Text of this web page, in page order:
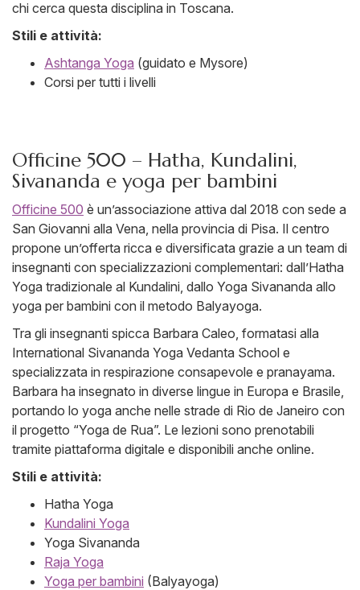
chi cerca questa disciplina in Toscana.
Stili e attività:
Ashtanga Yoga (guidato e Mysore)
Corsi per tutti i livelli
Officine 500 – Hatha, Kundalini,
Sivananda e yoga per bambini
Officine 500 è un’associazione attiva dal 2018 con sede a
San Giovanni alla Vena, nella provincia di Pisa. Il centro
propone un’offerta ricca e diversificata grazie a un team di
insegnanti con specializzazioni complementari: dall’Hatha
Yoga tradizionale al Kundalini, dallo Yoga Sivananda allo
yoga per bambini con il metodo Balyayoga.
Tra gli insegnanti spicca Barbara Caleo, formatasi alla
International Sivananda Yoga Vedanta School e
specializzata in respirazione consapevole e pranayama.
Barbara ha insegnato in diverse lingue in Europa e Brasile,
portando lo yoga anche nelle strade di Rio de Janeiro con
il progetto “Yoga de Rua”. Le lezioni sono prenotabili
tramite piattaforma digitale e disponibili anche online.
Stili e attività:
Hatha Yoga
Kundalini Yoga
Yoga Sivananda
Raja Yoga
Yoga per bambini (Balyayoga)